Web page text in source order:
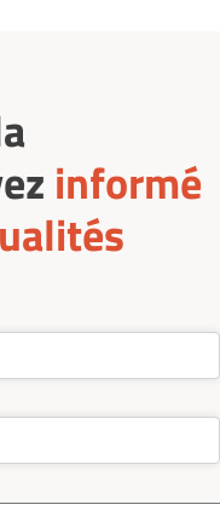
informé